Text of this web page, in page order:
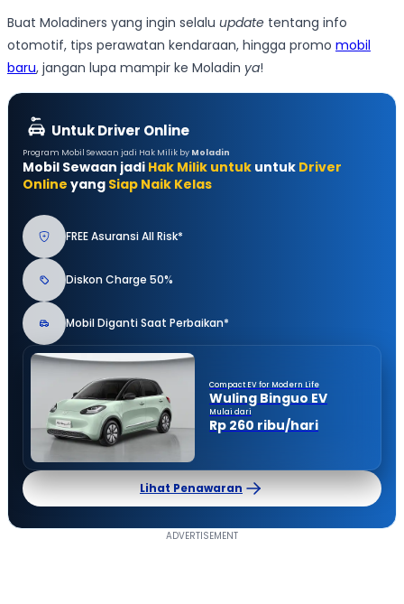
Buat Moladiners yang ingin selalu update tentang info
otomotif, tips perawatan kendaraan, hingga promo mobil
baru, jangan lupa mampir ke Moladin ya!
Untuk Driver Online
Program Mobil Sewaan jadi Hak Milik by Moladin
Mobil Sewaan jadi Hak Milik untuk untuk Driver
Online yang Siap Naik Kelas
FREE Asuransi All Risk*
Diskon Charge 50%
Mobil Diganti Saat Perbaikan*
Compact EV for Modern Life
Wuling Binguo EV
Mulai dari
Rp 260 ribu/hari
Lihat Penawaran